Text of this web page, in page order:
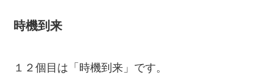
時機到来
１２個目は「時機到来」です。